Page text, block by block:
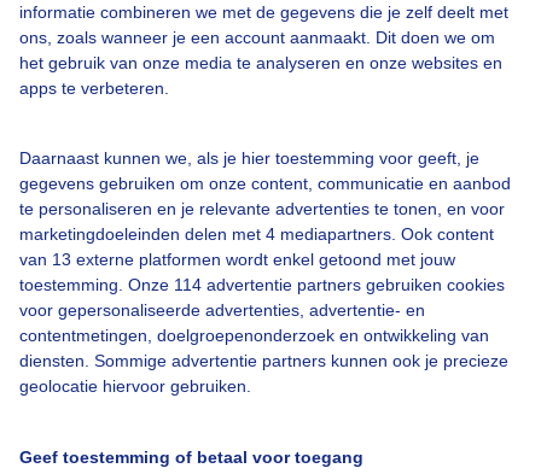
informatie combineren we met de gegevens die je zelf deelt met
ons, zoals wanneer je een account aanmaakt. Dit doen we om
het gebruik van onze media te analyseren en onze websites en
apps te verbeteren.
Daarnaast kunnen we, als je hier toestemming voor geeft, je
gegevens gebruiken om onze content, communicatie en aanbod
te personaliseren en je relevante advertenties te tonen, en voor
marketingdoeleinden delen met 4 mediapartners. Ook content
van 13 externe platformen wordt enkel getoond met jouw
toestemming. Onze 114 advertentie partners gebruiken cookies
voor gepersonaliseerde advertenties, advertentie- en
contentmetingen, doelgroepenonderzoek en ontwikkeling van
diensten. Sommige advertentie partners kunnen ook je precieze
geolocatie hiervoor gebruiken.
Geef toestemming of betaal voor toegang
Een moment geduld aub...
Over Buienradar
Bedrijfsgegevens
Veelgestelde vragen
Toegankelijkheid